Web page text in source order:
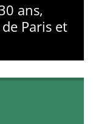
ans,
Paris et